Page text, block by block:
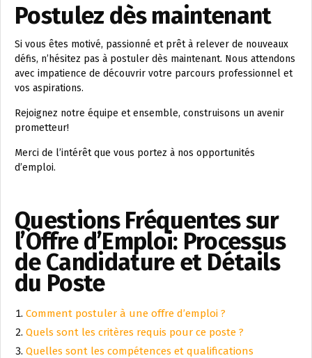
Postulez dès maintenant
Si vous êtes motivé, passionné et prêt à relever de nouveaux
défis, n’hésitez pas à postuler dès maintenant. Nous attendons
avec impatience de découvrir votre parcours professionnel et
vos aspirations.
Rejoignez notre équipe et ensemble, construisons un avenir
prometteur!
Merci de l’intérêt que vous portez à nos opportunités
d’emploi.
Questions Fréquentes sur
l’Offre d’Emploi: Processus
de Candidature et Détails
du Poste
Comment postuler à une offre d’emploi ?
Quels sont les critères requis pour ce poste ?
Quelles sont les compétences et qualifications